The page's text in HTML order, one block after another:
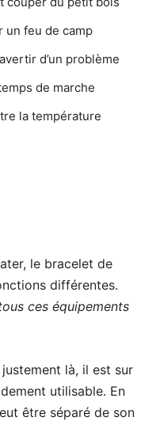
un feu de camp
d’un problème
de marche
la température
le bracelet de
différentes.
ces équipements
là, il est sur
utilisable. En
être séparé de son